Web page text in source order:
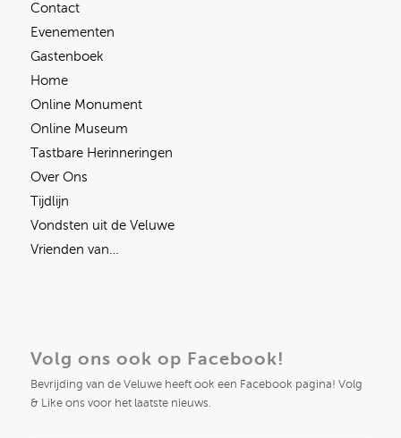
Contact
Evenementen
Gastenboek
Home
Online Monument
Online Museum
Tastbare Herinneringen
Over Ons
Tijdlijn
Vondsten uit de Veluwe
Vrienden van…
Volg ons ook op Facebook!
Bevrijding van de Veluwe heeft ook een Facebook pagina! Volg
& Like ons voor het laatste nieuws.